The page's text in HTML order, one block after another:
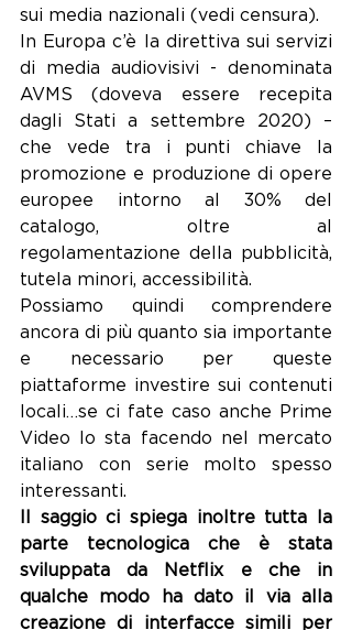
sui media nazionali (vedi censura).
In Europa c’è la direttiva sui servizi
di media audiovisivi - denominata
AVMS (doveva essere recepita
dagli Stati a settembre 2020) –
che vede tra i punti chiave la
promozione e produzione di opere
europee intorno al 30% del
catalogo, oltre al
regolamentazione della pubblicità,
tutela minori, accessibilità.
Possiamo quindi comprendere
ancora di più quanto sia importante
e necessario per queste
piattaforme investire sui contenuti
locali…se ci fate caso anche Prime
Video lo sta facendo nel mercato
italiano con serie molto spesso
interessanti.
Il saggio ci spiega inoltre tutta la
parte tecnologica che è stata
sviluppata da Netflix e che in
qualche modo ha dato il via alla
creazione di interfacce simili per